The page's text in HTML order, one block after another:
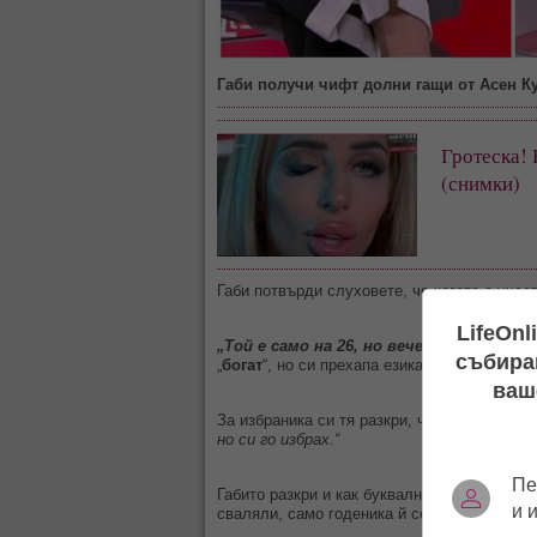
Габи получи чифт долни гащи от Асен
Гротеска!
(снимки)
Габи потвърди слуховете, че когато е
„Той е само на 26, но вече е много б….
„богат“, но си прехапа езика и замълча.
За избраника си тя разкри, че има
но си го избрах.“
Габито разкри и как буквално му се е
сваляли, само годеника й седял насреща,
и